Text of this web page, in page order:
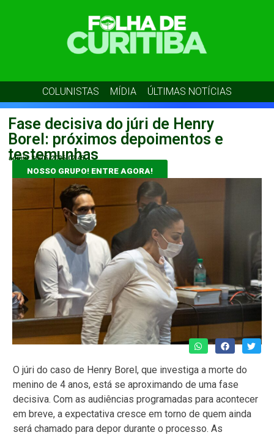
COLUNISTAS MÍDIA ÚLTIMAS NOTÍCIAS
Fase decisiva do júri de Henry
Borel: próximos depoimentos e
testemunhas
admin 30/05/2026 02:45
NOSSO GRUPO! ENTRE AGORA!
O júri do caso de Henry Borel, que investiga a morte do
menino de 4 anos, está se aproximando de uma fase
decisiva. Com as audiências programadas para acontecer
em breve, a expectativa cresce em torno de quem ainda
será chamado para depor durante o processo. As